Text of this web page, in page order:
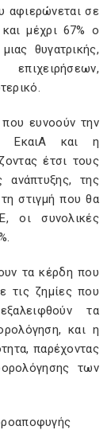
αφιερώνεται σε
μέχρι 67% ο
θυγατρικής,
που ευνοούν την
ΕκαιΑ και η
έτσι τους
της
στιγμή που θα
οι συνολικές
τα κέρδη που
τις ζημίες που
τα
και η
παρέχοντας
των